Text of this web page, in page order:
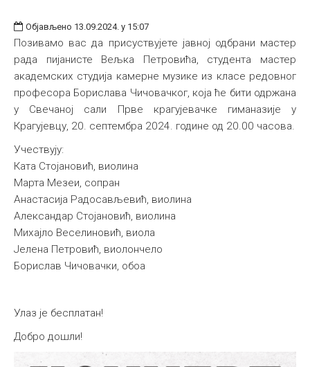
Објављено 13.09.2024. у 15:07
Позивамо вас да присуствујете јавној одбрани мастер
рада пијанисте Вељка Петровића, студента мастер
академских студија камерне музике из класе редовног
професора Борислава Чичовачког, којa ће бити одржанa
у Свечаној сали Прве крагујевачке гиманазије у
Крагујевцу, 20. септембра 2024. године од 20.00 часова.
Учествују:
Ката Стојановић, виолина
Марта Мезеи, сопран
Анастасија Радосављевић, виолина
Александар Стојановић, виолина
Михајло Веселиновић, виола
Јелена Петровић, виолончело
Борислав Чичовачки, обоа
Улаз је бесплатан!
Добро дошли!